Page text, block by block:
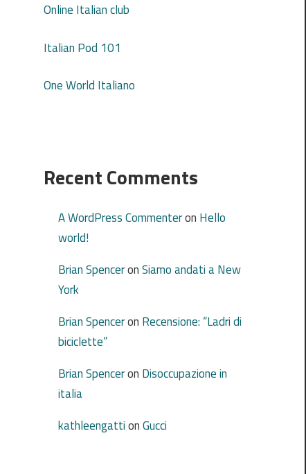
Online Italian club
Italian Pod 101
One World Italiano
Recent Comments
A WordPress Commenteron Hello
world!
Brian SpenceronSiamo andati a New
York
Brian Spenceron Recensione: “Ladri di
biciclette”
Brian Spenceron Disoccupazione in
italia
kathleengattionGucci